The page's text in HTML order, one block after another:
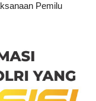
Pemilu